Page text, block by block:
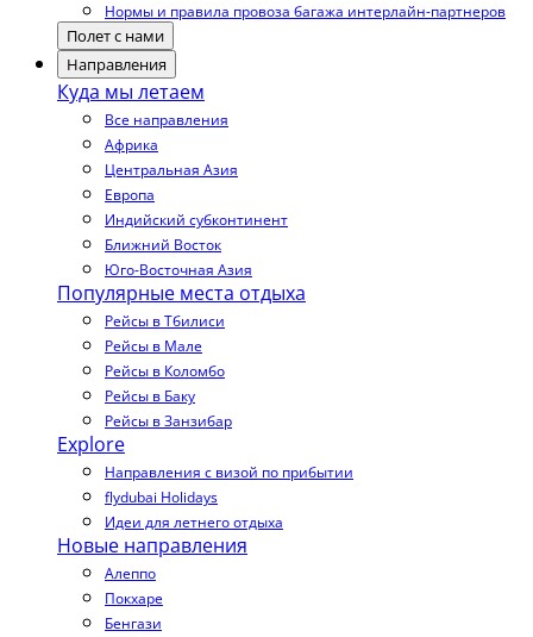
Нормы и правила провоза багажа интерлайн-партнеров
Полет с нами
Направления
Куда мы летаем
Все направления
Африка
Центральная Азия
Европа
Индийский субконтинент
Ближний Восток
Юго-Восточная Азия
Популярные места отдыха
Рейсы в Тбилиси
Рейсы в Мале
Рейсы в Коломбо
Рейсы в Баку
Рейсы в Занзибар
Explore
Направления с визой по прибытии
flydubai Holidays
Идеи для летнего отдыха
Новые направления
Алеппо
Покхаре
Бенгази